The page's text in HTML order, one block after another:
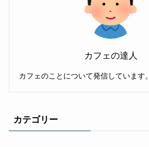
カフェの達人
カフェのことについて発信しています。
カテゴリー